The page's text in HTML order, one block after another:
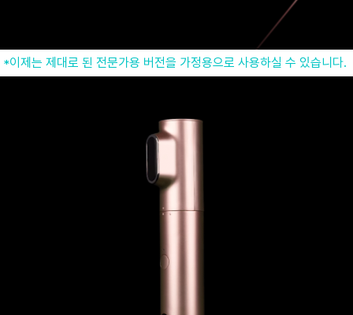
*이제는 제대로 된 전문가용 버전을 가정용으로 사용하실 수 있습니다.